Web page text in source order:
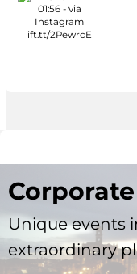
Unique events
extraordinary